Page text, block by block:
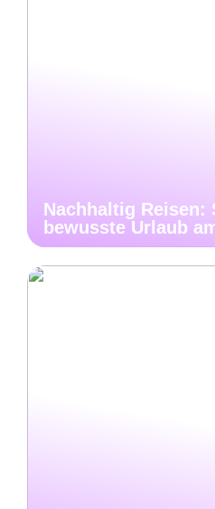
Nachhaltig Reisen:
bewusste Urlaub